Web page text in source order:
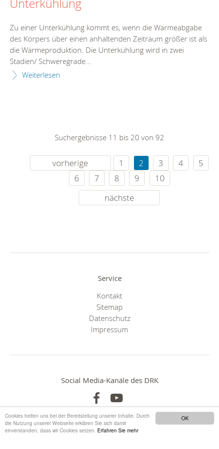
OK
Cookies helfen uns bei der Bereitstellung unserer Inhalte. Durch
die Nutzung unserer Webseite erklären Sie sich damit
einverstanden, dass wir Cookies setzen. Erfahren Sie mehr
Unterkühlung
Zu einer Unterkühlung kommt es, wenn die Wärmeabgabe
des Körpers über einen anhaltenden Zeitraum größer ist als
die Wärmeproduktion. Die Unterkühlung wird in zwei
Stadien/ Schweregrade...
Weiterlesen
Suchergebnisse 11 bis 20 von 92
vorherige 1 2 3 4
5
6
7 8 9
10
nächste
Service
Kontakt
Sitemap
Datenschutz
Impressum
Social Media-Kanäle des DRK